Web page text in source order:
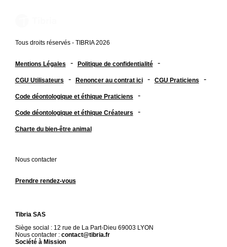
Tous droits réservés - TIBRIA 2026
Mentions Légales - Politique de confidentialité -
CGU Utilisateurs - Renoncer au contrat ici - CGU Praticiens -
Code déontologique et éthique Praticiens -
Code déontologique et éthique Créateurs -
Charte du bien-être animal
Nous contacter
Prendre rendez-vous
Tibria SAS
Siège social : 12 rue de La Part-Dieu 69003 LYON
Nous contacter : contact@tibria.fr
Société à Mission